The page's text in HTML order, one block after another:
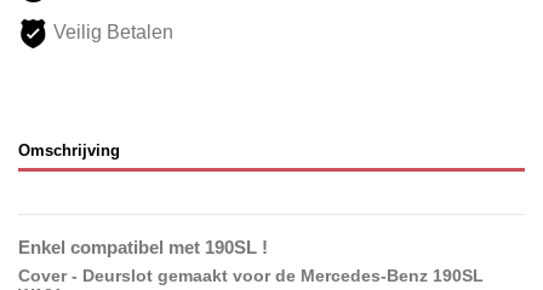
Veilig Betalen
Omschrijving
Enkel compatibel met 190SL !
Cover - Deurslot gemaakt voor de Mercedes-Benz 190SL